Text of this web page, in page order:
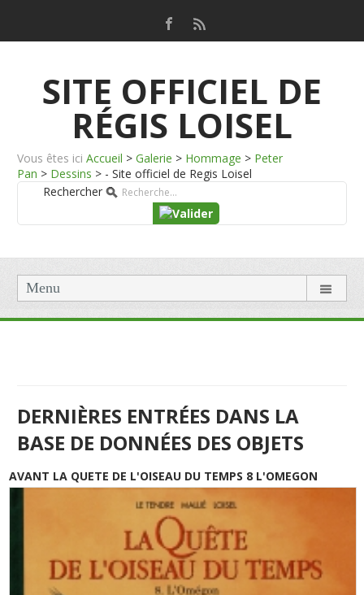
SITE OFFICIEL DE
RÉGIS LOISEL
Vous êtes ici Accueil > Galerie > Hommage > Peter
Pan > Dessins > - Site officiel de Regis Loisel
Rechercher
Menu
DERNIÈRES ENTRÉES DANS LA
BASE DE DONNÉES DES OBJETS
AVANT LA QUETE DE L'OISEAU DU TEMPS 8 L'OMEGON